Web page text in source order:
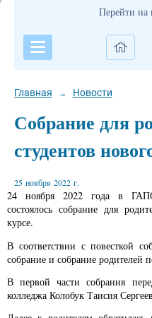
Перейти на
Главная → Новости
Собрание для
студентов
25 ноября 2022 г.
24 ноября 2022 года в
состоялось собрание для
курсе.
В соответствии с повесткой
собрание и собрание родителей
В первой части собрания
колледжа Колобук Таисия